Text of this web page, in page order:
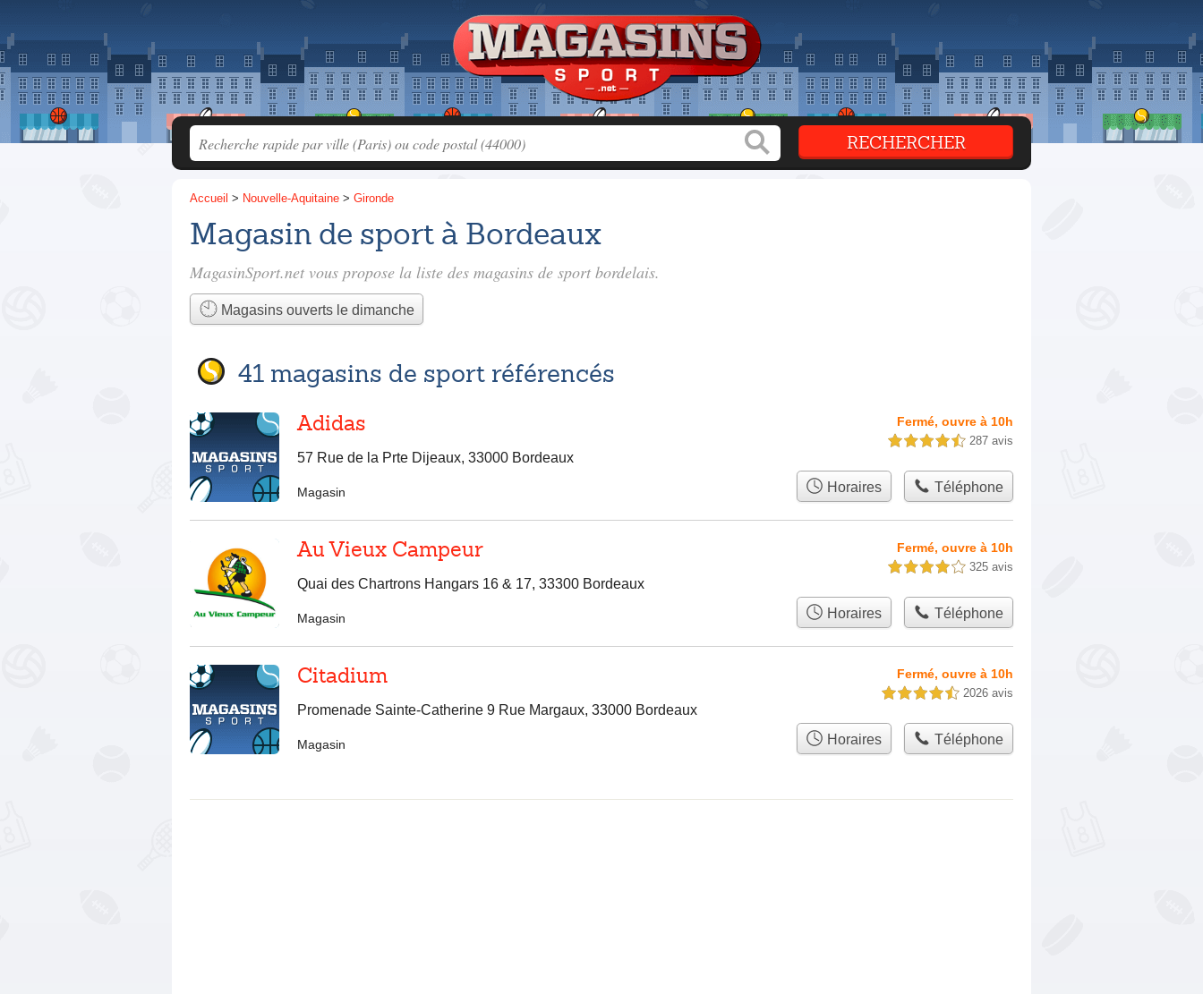
Accueil > Nouvelle-Aquitaine > Gironde
Magasin de sport à Bordeaux
MagasinSport.net vous propose la liste des magasins de sport bordelais.
Magasins ouverts le dimanche
41 magasins de sport référencés
Adidas
57 Rue de la Prte Dijeaux, 33000 Bordeaux
Fermé, ouvre à 10h
4,5 étoiles sur 5 287 avis
Magasin Horaires Téléphone
Au Vieux Campeur
Quai des Chartrons Hangars 16 & 17, 33300 Bordeaux
Fermé, ouvre à 10h
4,0 étoiles sur 5 325 avis
Magasin Horaires Téléphone
Citadium
Promenade Sainte-Catherine 9 Rue Margaux, 33000 Bordeaux
Fermé, ouvre à 10h
4,5 étoiles sur 5 2026 avis
Magasin Horaires Téléphone